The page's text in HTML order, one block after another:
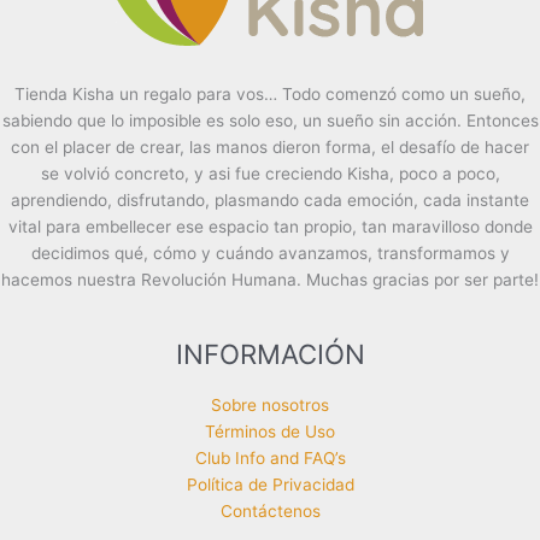
Tienda Kisha un regalo para vos… Todo comenzó como un sueño,
sabiendo que lo imposible es solo eso, un sueño sin acción. Entonces
con el placer de crear, las manos dieron forma, el desafío de hacer
se volvió concreto, y asi fue creciendo Kisha, poco a poco,
aprendiendo, disfrutando, plasmando cada emoción, cada instante
vital para embellecer ese espacio tan propio, tan maravilloso donde
decidimos qué, cómo y cuándo avanzamos, transformamos y
hacemos nuestra Revolución Humana. Muchas gracias por ser parte!
INFORMACIÓN
Sobre nosotros
Términos de Uso
Club Info and FAQ’s
Política de Privacidad
Contáctenos